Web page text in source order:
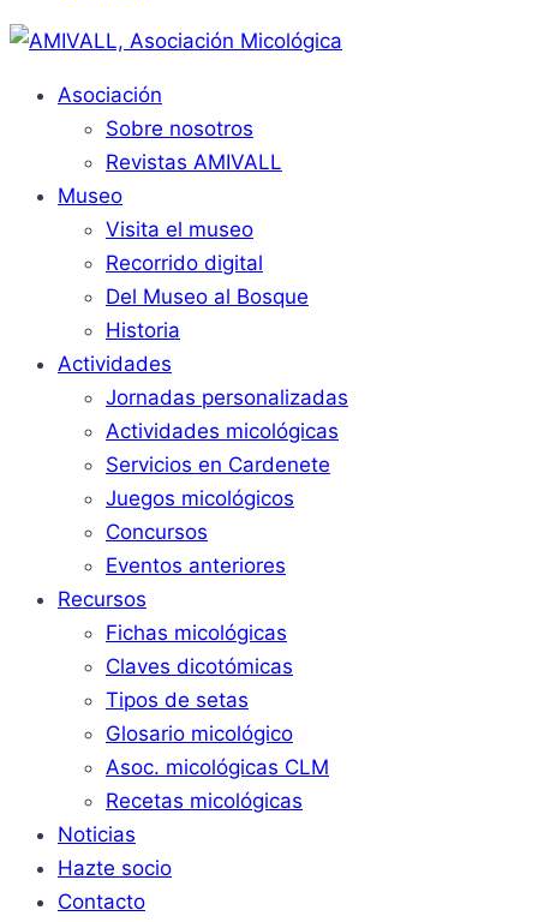
Asociación
Sobre nosotros
Revistas AMIVALL
Museo
Visita el museo
Recorrido digital
Del Museo al Bosque
Historia
Actividades
Jornadas personalizadas
Actividades micológicas
Servicios en Cardenete
Juegos micológicos
Concursos
Eventos anteriores
Recursos
Fichas micológicas
Claves dicotómicas
Tipos de setas
Glosario micológico
Asoc. micológicas CLM
Recetas micológicas
Noticias
Hazte socio
Contacto